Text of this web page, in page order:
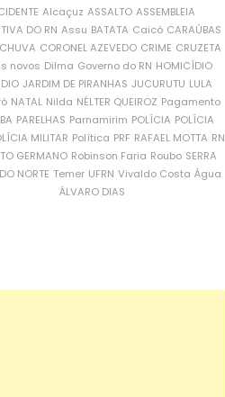
Alcaçuz ASSALTO ASSEMBLEIA
DO RN Assu BATATA Caicó CARAÚBAS
CORONEL AZEVEDO CRIME CRUZETA
novos Dilma Governo do RN HOMICÍDIO
JARDIM DE PIRANHAS JUCURUTU LULA
NATAL Nilda NÉLTER QUEIROZ Pagamento
PARELHAS Parnamirim POLÍCIA POLÍCIA
MILITAR Política PRF RAFAEL MOTTA RN
GERMANO Robinson Faria Roubo SERRA
NORTE Temer UFRN Vivaldo Costa Água
ÁLVARO DIAS